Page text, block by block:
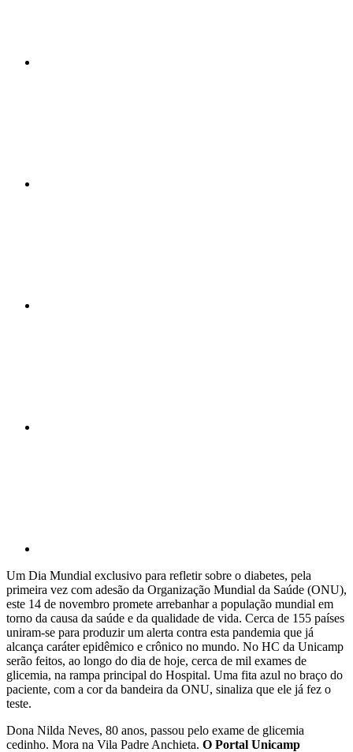
Um Dia Mundial exclusivo para refletir sobre o diabetes, pela
primeira vez com adesão da Organização Mundial da Saúde (ONU),
este 14 de novembro promete arrebanhar a população mundial em
torno da causa da saúde e da qualidade de vida. Cerca de 155 países
uniram-se para produzir um alerta contra esta pandemia que já
alcança caráter epidêmico e crônico no mundo. No HC da Unicamp
serão feitos, ao longo do dia de hoje, cerca de mil exames de
glicemia, na rampa principal do Hospital. Uma fita azul no braço do
paciente, com a cor da bandeira da ONU, sinaliza que ele já fez o
teste.
Dona Nilda Neves, 80 anos, passou pelo exame de glicemia
cedinho. Mora na Vila Padre Anchieta. O Portal Unicamp